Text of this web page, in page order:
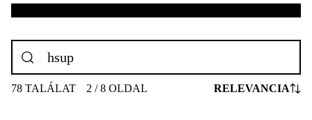
78 TALÁLAT 2 / 8 OLDAL RELEVANCIA